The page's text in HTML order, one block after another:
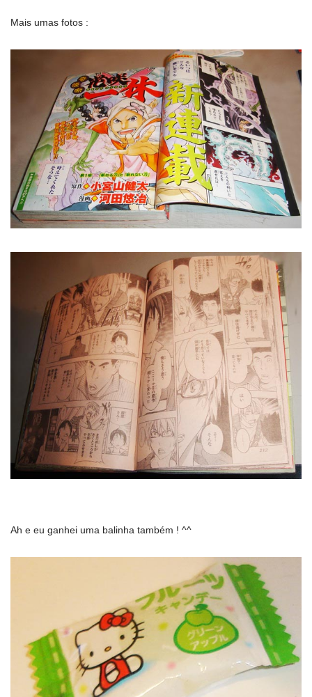
Mais umas fotos :
Ah e eu ganhei uma balinha também ! ^^